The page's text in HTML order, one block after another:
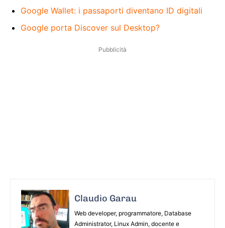
Google Wallet: i passaporti diventano ID digitali
Google porta Discover sul Desktop?
Pubblicità
Claudio Garau
Web developer, programmatore, Database
Administrator, Linux Admin, docente e